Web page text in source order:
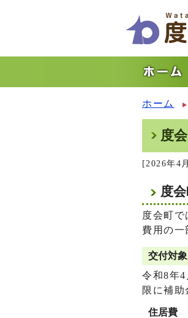
ホーム
度
[2026年4
度
度会町
費用の一
交付対
令和8年
限に補助
住居費